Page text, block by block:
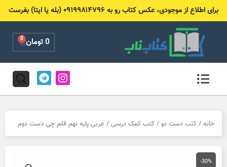
برای اطلاع از موجودی، عکس کتاب رو به ۰۹۱۹۹۸۱۴۷۹۶ (بله یا ایتا) بفرست
0تومان 0
Cart
I
n
s
g
r
T
e
l
r
a
خانه / کتب دست دو / کتب کمک درسی / عربی پایه نهم قلم چی دست دوم
-30%